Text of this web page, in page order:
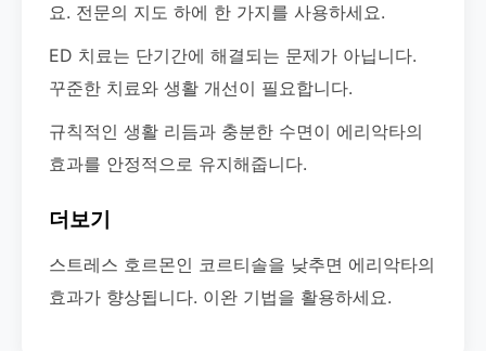
요. 전문의 지도 하에 한 가지를 사용하세요.
ED 치료는 단기간에 해결되는 문제가 아닙니다.
꾸준한 치료와 생활 개선이 필요합니다.
규칙적인 생활 리듬과 충분한 수면이 에리악타의
효과를 안정적으로 유지해줍니다.
더보기
스트레스 호르몬인 코르티솔을 낮추면 에리악타의
효과가 향상됩니다. 이완 기법을 활용하세요.